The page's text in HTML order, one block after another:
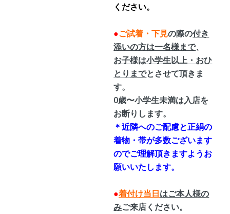
ください。
●ご試着・下見の際の付き
添いの方は一名様まで、
お子様は小学生以上・おひ
とり までとさせて頂きま
す。
0歳〜小学生未満は入店を
お断りします。
＊近隣へのご配慮と正絹の
着物・帯が多数ございます
のでご理解頂きますようお
願いいたします。
●着付け当日はご本人様の
みご来店ください。